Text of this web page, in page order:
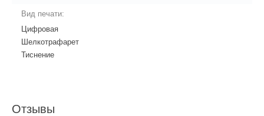
Вид печати:
Цифровая
Шелкотрафарет
Тиснение
Отзывы